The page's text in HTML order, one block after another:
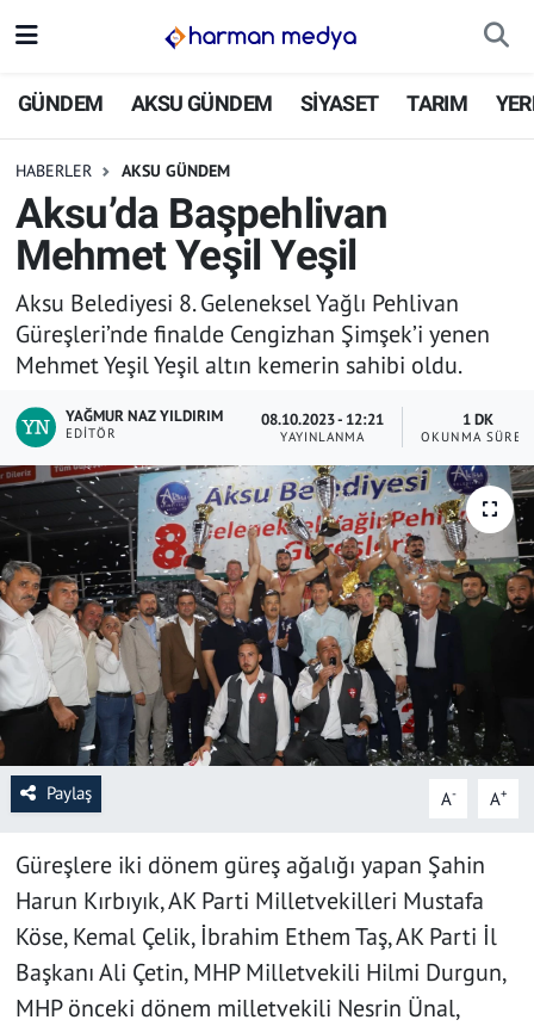
GÜNDEM AKSU GÜNDEM SİYASET TARIM
HABERLER AKSU GÜNDEM
Aksu’da Başpehlivan
Mehmet Yeşil Yeşil
Aksu Belediyesi 8. Geleneksel Yağlı Pehlivan
Güreşleri’nde finalde Cengizhan Şimşek’i yenen
Mehmet Yeşil Yeşil altın kemerin sahibi oldu.
YAĞMUR NAZ YILDIRIM
EDITÖR
08.10.2023 - 12:21
YAYINLANMA
1 DK
OKUNMA
Paylaş A- A+
Güreşlere iki dönem güreş ağalığı yapan Şahin
Harun Kırbıyık, AK Parti Milletvekilleri Mustafa
Köse, Kemal Çelik, İbrahim Ethem Taş, AK Parti İl
Başkanı Ali Çetin, MHP Milletvekili Hilmi Durgun,
MHP önceki dönem milletvekili Nesrin Ünal,
GÜNDEM
SİYASET
TARIM
YEREL YÖNETİMLER
SPOR
SAĞLIK
YAŞAM
KÜLTÜR SANAT
EĞİTİM
İstanbul Nöbetçi Eczaneler
İstanbul Trafik Yoğunluk Haritası
Süper Lig Puan Durumu ve Fikstür
Tüm Manşetler